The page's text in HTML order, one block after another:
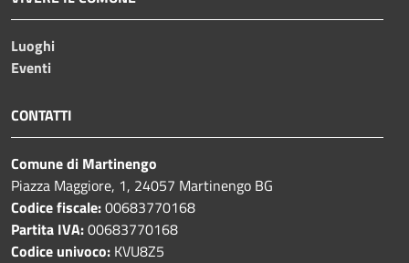
Luoghi
Eventi
CONTATTI
Comune di Martinengo
Piazza Maggiore, 1, 24057 Martinengo BG
Codice fiscale:00683770168
Partita IVA:00683770168
Codice univoco: KVU8Z5